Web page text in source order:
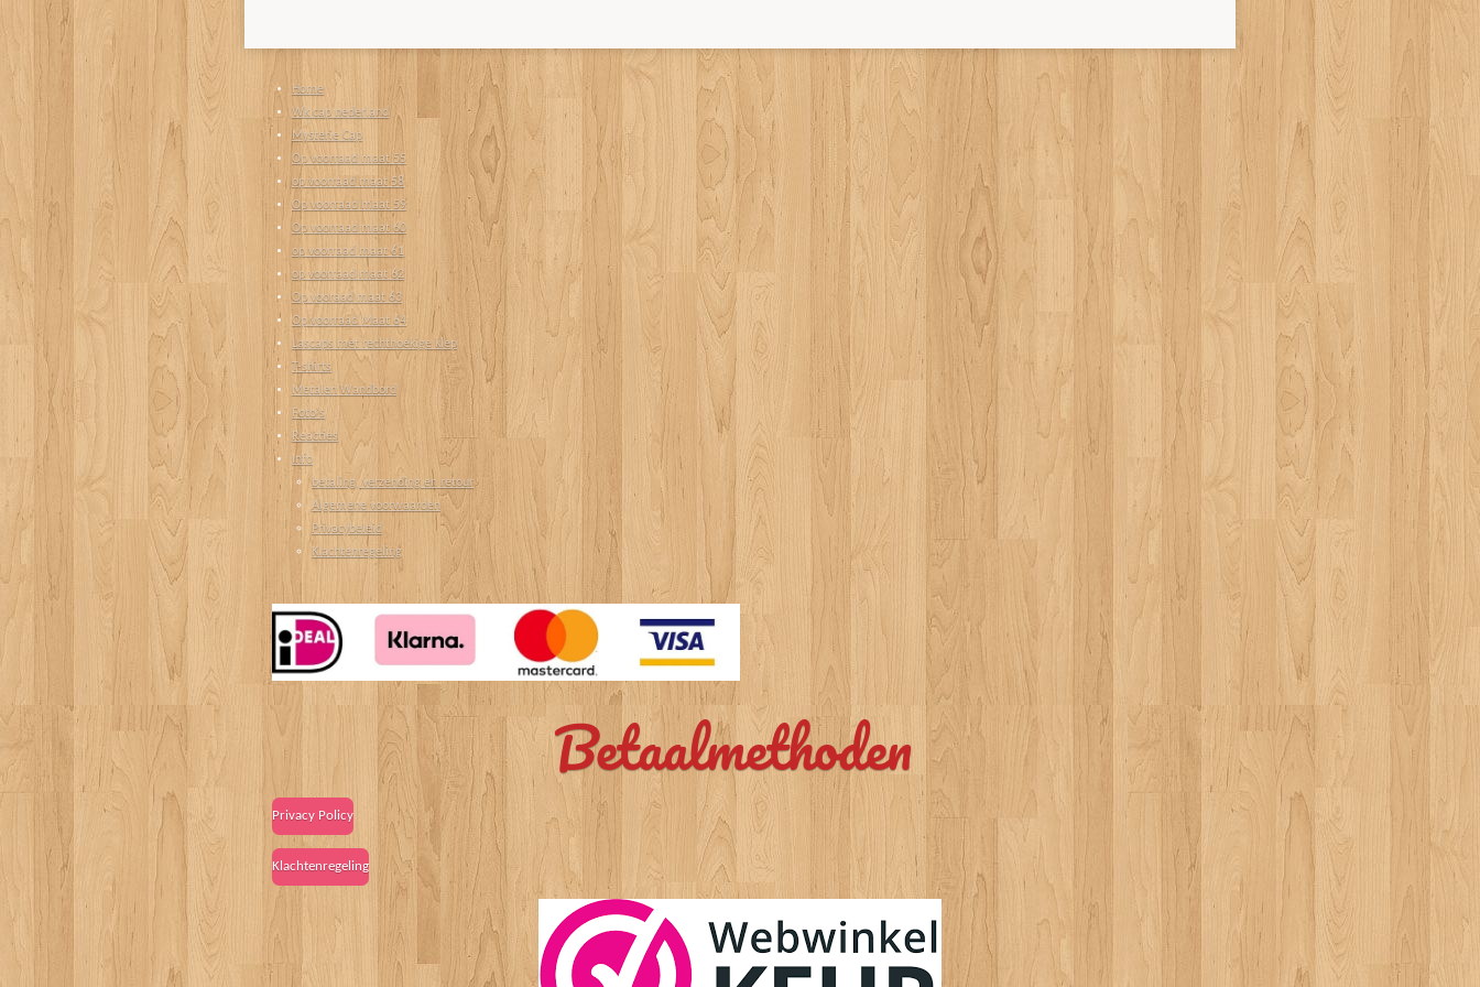
Home
Wk cap nederland
Mysterie Cap
Op voorraad maat 55
op voorraad maat 58
Op voorraad maat 59
Op voorraad maat 60
op voorraad maat 61
op voorraad maat 62
Op vooraad maat 63
Op voorraad Maat 64
Lascaps met rechthoekige klep
T-shirts
Metalen Wandbord
Foto's
Reacties
Info
betaling, verzending en retour
Algemene voorwaarden
Privacybeleid
Klachtenregeling
Betaalmethoden
Privacy Policy
Klachtenregeling